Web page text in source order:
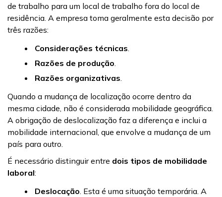
de trabalho para um local de trabalho fora do local de
residência. A empresa toma geralmente esta decisão por
três razões:
Considerações técnicas.
Razões de produção.
Razões organizativas.
Quando a mudança de localização ocorre dentro da
mesma cidade, não é considerada mobilidade geográfica.
A obrigação de deslocalização faz a diferença e inclui a
mobilidade internacional, que envolve a mudança de um
país para outro.
É necessário distinguir entre dois tipos de mobilidade
laboral:
Deslocação. Esta é uma situação temporária. A